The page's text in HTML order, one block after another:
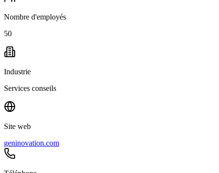
Nombre d'employés
50
Industrie
Services conseils
Site web
geninovation.com